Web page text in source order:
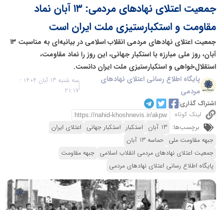
جمعیت اعتلای نهادهای مردمی: ۱۳ آبان نماد
مقاومت و استکبارستیزی ملت ایران است
جمعیت اعتلای نهادهای مردمی انقلاب اسلامی در بیانیه‌ای به مناسبت ۱۳
آبان، روز ملی مبارزه با استکبار جهانی، این روز را نماد مقاومت،
استقلال‌خواهی و استکبارستیزی ملت ایران دانست.
پایگاه اطلاع رسانی اعتلای نهادهای
مردمی
سه شنبه 13 آبان 1404 -
21:17
اشتراک گذاری:
لینک کوتاه
برچسب‌ها: 13 آبان استکبار استکبار جهانی اعتلای ایران
جبهه مقاومت ملی حماسه 13 آبان
جمعیت اعتلای نهادهای مردمی انقلاب اسلامی جبهه مقاومت
پایگاه اطلاع رسانی اعتلای نهادهای مردمی